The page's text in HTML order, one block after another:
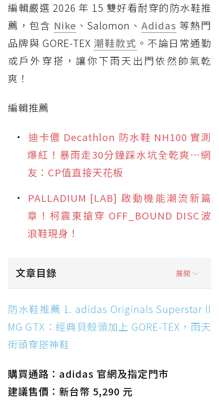
編輯嚴選 2026 年 15 雙好看耐穿的防水鞋推
薦，包含 Nike 、Salomon、Adidas 等熱門
品牌與 GORE-TEX 潮鞋款式 。不論日常通勤
或戶外穿搭，讓你下雨天出門依然帥氣乾
爽！
編輯推薦
迪卡儂 Decathlon 防水鞋 NH100 實測
爆紅！暴雨走30分鐘踩水坑全乾爽⋯網
友：CP值直接天花板
PALLADIUM [LAB] 啟動機能潮流新篇
章！柯震東搶穿 OFF_BOUND DISC波
浪鞋現身！
文章目錄 展開
防水鞋推薦 1. adidas Originals Superstar II
MG GTX：經典貝殼頭加上 GORE-TEX，雨天街
頭穿搭神鞋
防水鞋推薦 2. New Balance Hierro v9 GORE-
防水鞋推薦 3. Nike Dunk Low GORE-TEX：
經典 Dunk 輪廓加上防水科技，雨天穿搭帥度不
打折
防水鞋推薦 1. adidas Originals Superstar II
MG GTX：經典貝殼頭加上 GORE-TEX，雨天
街頭穿搭神鞋
購買通路：adidas 官網及指定門市
建議售價：新台幣 5,290 元